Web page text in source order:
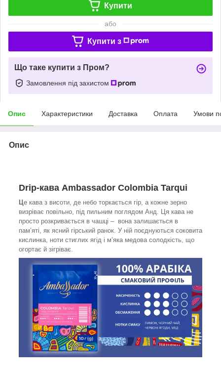
Купити
або
Купити з
Що таке купити з Пром?
Замовлення під захистом
Опис Характеристики Доставка Оплата Умови
Опис
Drip-кава Ambassador Colombia Tarqui
Це кава з висоти, де небо торкається гір, а кожне зерно
визріває повільно, під пильним поглядом Анд. Ця кава не
просто розкривається в чашці – вона залишається в
пам’яті, як ясний гірський ранок. У ній поєднуються соковита
кислинка, ноти стиглих ягід і м’яка медова солодкість, що
огортає й зігріває.